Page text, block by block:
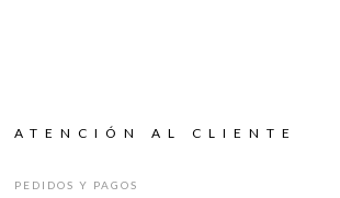
ATENCIÓN AL CLIENTE
PEDIDOS Y PAGOS